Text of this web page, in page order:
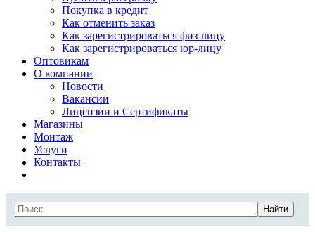
Покупка в кредит
Как отменить заказ
Как зарегистрироваться физ-лицу
Как зарегистрироваться юр-лицу
Оптовикам
О компании
Новости
Вакансии
Лицензии и Сертификаты
Магазины
Монтаж
Услуги
Контакты
Найти